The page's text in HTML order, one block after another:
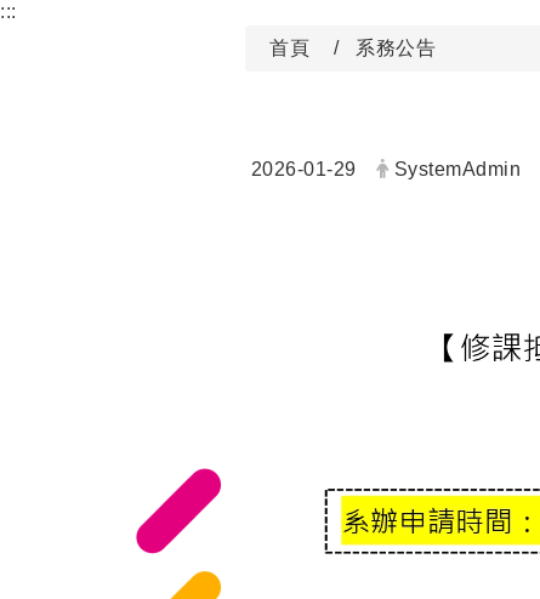
:::
首頁
系務公告
日期：
2026-01-29 發布者：
SystemAdmin